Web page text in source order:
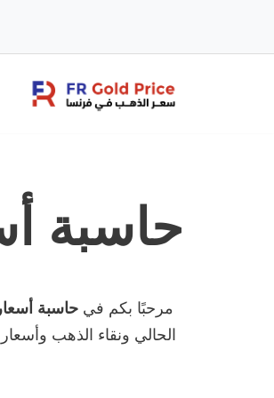
حاسبة
مرحبًا بكم فيحاسبة
الحالي ونقاء الذهب